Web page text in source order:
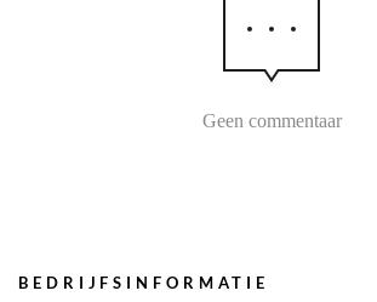
Geen commentaar
BEDRIJFSINFORMATIE